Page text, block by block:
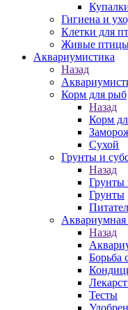
Гигиена и
Клетки для
Живые
Аквариумистика
Назад
Корм для рыб
Назад
Корм
Сухой
Грунты и
Назад
Грунты
Грунты
Назад
Борьба
Тесты